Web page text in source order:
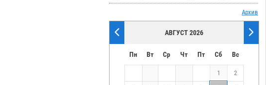
Архив
АВГУСТ 2026
Пн Вт Ср Чт Пт Сб Вс
1 2